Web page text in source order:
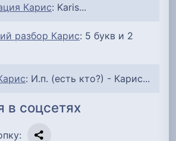
Карис: Karis...
разбор Карис: 5 букв и 2
: И.п. (есть кто?) - Карис...
в соцсетях